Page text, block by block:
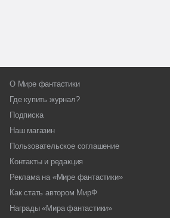
О Мире фантастики
Где купить журнал?
Подписка
Наш магазин
Пользовательское соглашение
Контакты и редакция
Реклама на «Мире фантастики»
Как стать автором МирФ
Награды «Мира фантастики»